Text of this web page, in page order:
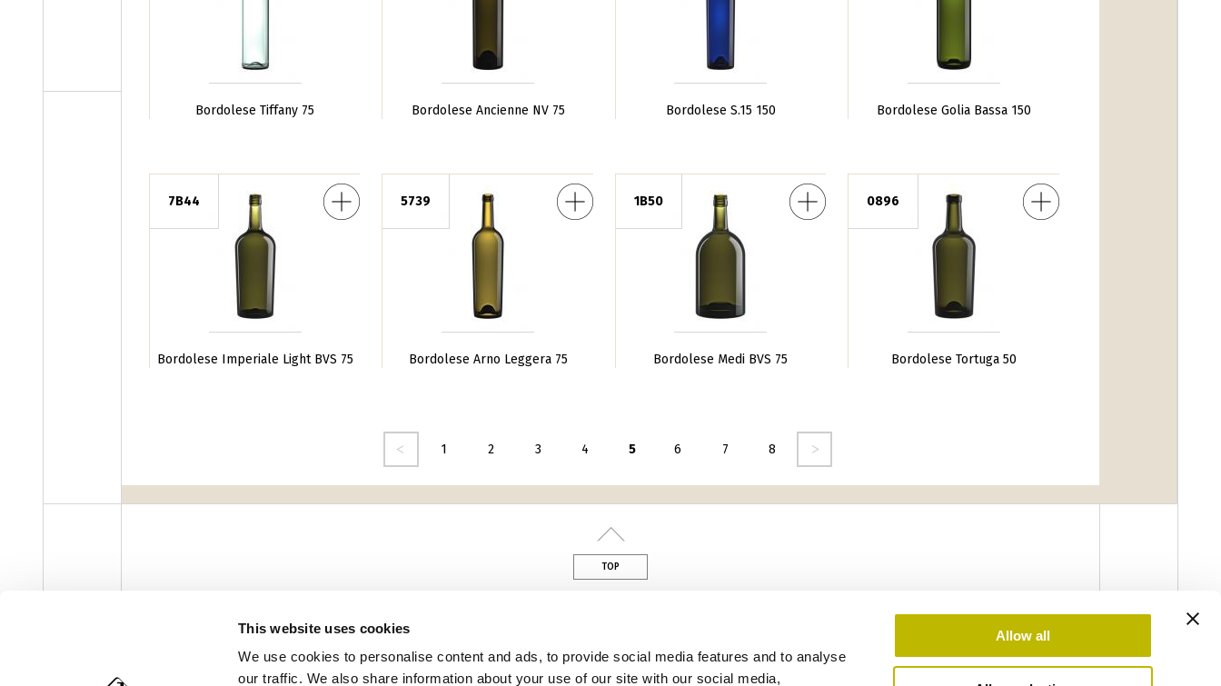
This website uses cookies
We use cookies to personalise content and ads, to provide social media features and to analyse
our traffic. We also share information about your use of our site with our social media,
Allow all
Bordolese Tiffany 75 Bordolese Ancienne NV 75 Bordolese S.15 150 Bordolese Golia Bassa 150
7B44
Bordolese Imperiale Light BVS 75
Bordolese Imperiale Light BVS 75
5739
Bordolese Arno Leggera 75
Bordolese Arno Leggera 75
1B50
Bordolese Medi BVS 75
Bordolese Medi BVS 75
0896
Bordolese Tortuga 50
Bordolese Tortuga 50
1 2 3 4 5 6 7 8
seguente ›
TOP